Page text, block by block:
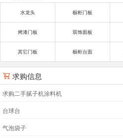
水龙头 橱柜门板
烤漆门板 双饰面板
其它门板 橱柜台面
 求购信息
求购二手腻子机涂料机
台球台
气泡袋子